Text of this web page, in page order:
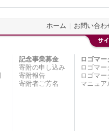
ホーム お問い合わ
記念事業募金
寄附の申し込み
寄附報告
寄附者ご芳名
ロゴマー
ロゴマー
ロゴマ
マニュア